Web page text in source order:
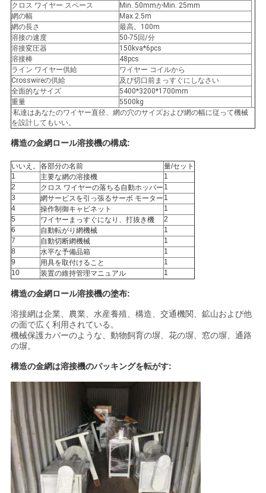
地
図
PRIVACY
POLICY
クロス ワイヤー スペース
Min. 50mmかMin. 25mm
網の幅
Max.2.5m
網の長さ
最高。100m
溶接の速度
50-75回/分
溶接変圧器
150kva*6pcs
溶接棒
48pcs
ライン ワイヤー供給
ワイヤー コイルから
Crosswireの供給
及び切口前まっすぐにしなさい
全面的なサイズ
5400*3200*1700mm
重量
5500kg
·私達はあなたのワイヤー直径、網の穴のサイズおよび網の幅に従って機械
を設計してもいい。
構造の金網ロール溶接機の構成:
いいえ。 各部分の名前
量/セット
1
主要な網の溶接機
1
2
クロス ワイヤーの落ちる自動ホッパー 1
3
網サービスを引っ張るサーボ モーター 1
4
操作制御キャビネット
1
5
ワイヤーまっすぐになり、打抜き機
2
6
自動転がり網機械
1
7
自動切断網機械
1
8
水平な予備品箱
1
9
用具を取付けること
1
10
装置の維持管理マニュアル 1
構造の金網ロール溶接機の塗布:
溶接網は企業、農業、水産養殖、構造、交通機関、鉱山および他
の面で広く利用されている。
機械保護カバーのような、動物飼育の塀、花の塀、窓の塀、通路
の塀。
構造の金網は溶接機のパッキングを転がす: